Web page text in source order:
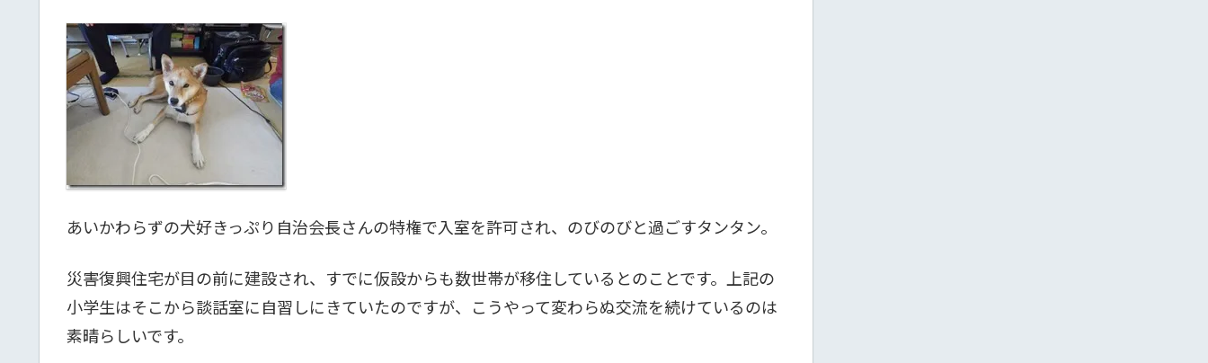
あいかわらずの犬好きっぷり自治会長さんの特権で入室を許可され、のびのびと過ごすタンタン。
災害復興住宅が目の前に建設され、すでに仮設からも数世帯が移住しているとのことです。上記の
小学生はそこから談話室に自習しにきていたのですが、こうやって変わらぬ交流を続けているのは
素晴らしいです。